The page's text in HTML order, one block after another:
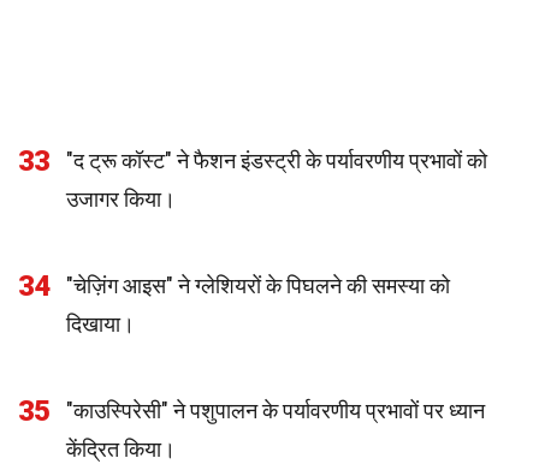
33
"द ट्रू कॉस्ट" ने फैशन इंडस्ट्री के पर्यावरणीय प्रभावों को
उजागर किया।
34
"चेज़िंग आइस" ने ग्लेशियरों के पिघलने की समस्या को
दिखाया।
35
"काउस्पिरेसी" ने पशुपालन के पर्यावरणीय प्रभावों पर ध्यान
केंद्रित किया।